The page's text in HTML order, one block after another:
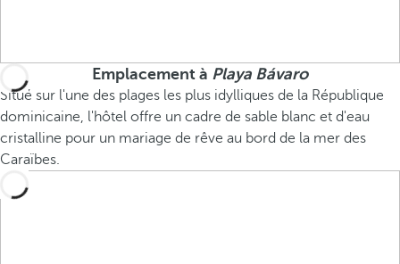
Emplacement à Playa Bávaro
Situé sur l'une des plages les plus idylliques de la République
dominicaine, l'hôtel offre un cadre de sable blanc et d'eau
cristalline pour un mariage de rêve au bord de la mer des
Caraïbes.